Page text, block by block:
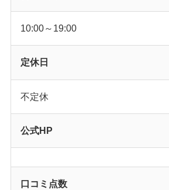
10:00～19:00
定休日
不定休
公式HP
口コミ点数